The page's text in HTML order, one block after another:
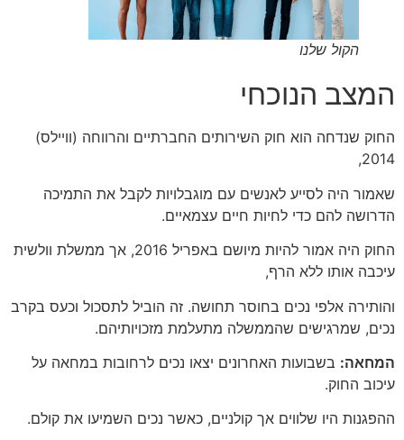
הקול שלנו
המצב הנוכחי
החוק שנדחה הוא חוק השירותים החברתיים והרווחה (וויילס)
2014,
שאמור היה לסייע לאנשים עם מוגבלויות לקבל את התמיכה
הדרושה להם כדי לחיות חיים עצמאיים.
החוק היה אמור להיות מיושם באפריל 2016, אך ממשלת וולשית
עיכבה אותו ללא הרף,
והותירה אלפי נכים בחוסר תחושה. זה הוביל לתסכול וכעס בקרב
נכים, שמרגישים שהממשלה מתעלמת מזכויותיהם.
המחאה: בשבועות האחרונים יצאו נכים לרחובות במחאה על
עיכוב החוק.
ההפגנות היו שלווים אך קולניים, כאשר נכים השמיעו את קולם.